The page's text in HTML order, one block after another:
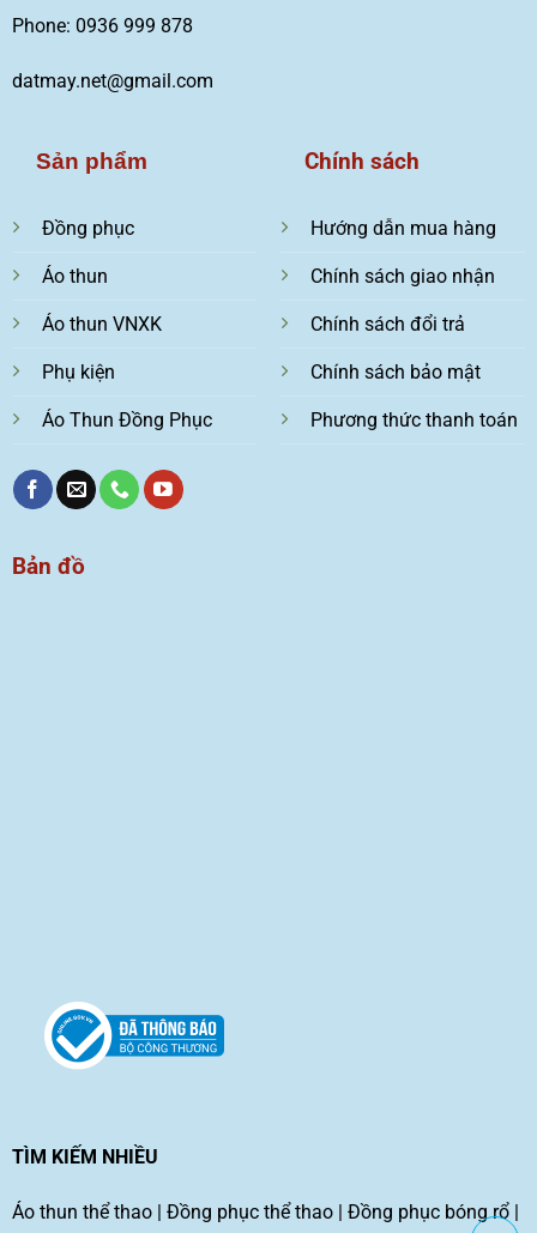
Phone: 0936 999 878
datmay.net@gmail.com
Sản phẩm
Đồng phục
Áo thun
Áo thun VNXK
Phụ kiện
Áo Thun Đồng Phục
Chính sách
Hướng dẫn mua hàng
Chính sách giao nhận
Chính sách đổi trả
Chính sách bảo mật
Phương thức thanh toán
Bản đồ
TÌM KIẾM NHIỀU
Áo thun thể thao| Đồng phục thể thao| Đồng phục bóng rổ|